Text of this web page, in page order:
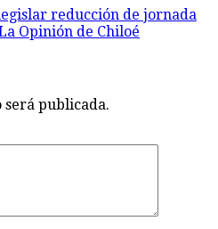
reducción de jornada
Opinión de Chiloé
publicada.